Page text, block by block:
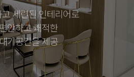
세련된 인테리어로
편안하고 쾌적한
기공간을 제공